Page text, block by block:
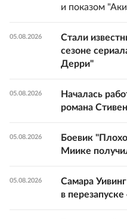
и показом
05.08.2026
Стали
сезоне
Дерри"
05.08.2026
Началась
романа
05.08.2026
Боевик
Миике
05.08.2026
Самара
в